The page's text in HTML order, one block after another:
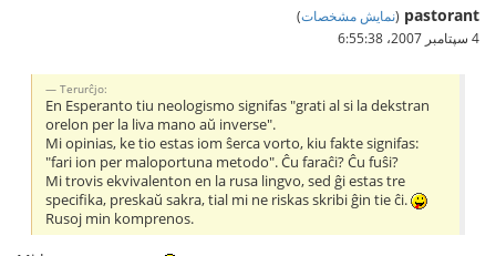
pastorant
(نمایش مشخصات)
4 سپتامبر 2007،‏ 6:55:38
Terurĉjo:
En Esperanto tiu neologismo signifas "grati al si la dekstran
orelon per la liva mano aŭ inverse".
Mi opinias, ke tio estas iom ŝerca vorto, kiu fakte signifas:
"fari ion per maloportuna metodo". Ĉu faraĉi? Ĉu fuŝi?
Mi trovis ekvivalenton en la rusa lingvo, sed ĝi estas tre
specifika, preskaŭ sakra, tial mi ne riskas skribi ĝin tie ĉi.
Rusoj min komprenos.